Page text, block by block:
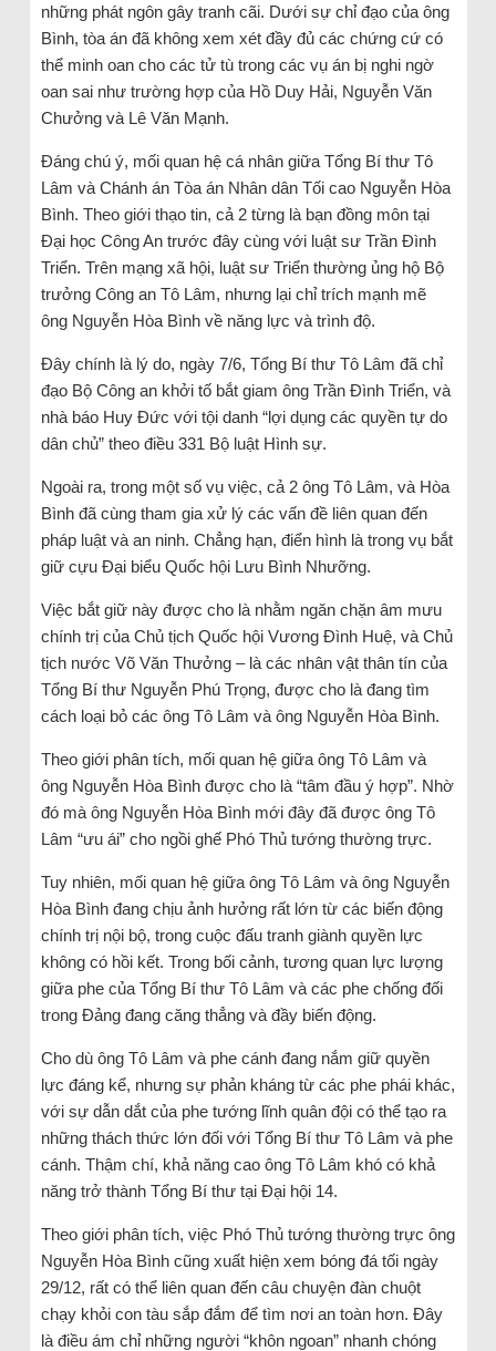
những phát ngôn gây tranh cãi. Dưới sự chỉ đạo của ông
Bình, tòa án đã không xem xét đầy đủ các chứng cứ có
thể minh oan cho các tử tù trong các vụ án bị nghi ngờ
oan sai như trường hợp của Hồ Duy Hải, Nguyễn Văn
Chưởng và Lê Văn Mạnh.
Đáng chú ý, mối quan hệ cá nhân giữa Tổng Bí thư Tô
Lâm và Chánh án Tòa án Nhân dân Tối cao Nguyễn Hòa
Bình. Theo giới thạo tin, cả 2 từng là bạn đồng môn tại
Đại học Công An trước đây cùng với luật sư Trần Đình
Triển. Trên mạng xã hội, luật sư Triển thường ủng hộ Bộ
trưởng Công an Tô Lâm, nhưng lại chỉ trích mạnh mẽ
ông Nguyễn Hòa Bình về năng lực và trình độ.
Đây chính là lý do, ngày 7/6, Tổng Bí thư Tô Lâm đã chỉ
đạo Bộ Công an khởi tố bắt giam ông Trần Đình Triển, và
nhà báo Huy Đức với tội danh “lợi dụng các quyền tự do
dân chủ” theo điều 331 Bộ luật Hình sự.
Ngoài ra, trong một số vụ việc, cả 2 ông Tô Lâm, và Hòa
Bình đã cùng tham gia xử lý các vấn đề liên quan đến
pháp luật và an ninh. Chẳng hạn, điển hình là trong vụ bắt
giữ cựu Đại biểu Quốc hội Lưu Bình Nhưỡng.
Việc bắt giữ này được cho là nhằm ngăn chặn âm mưu
chính trị của Chủ tịch Quốc hội Vương Đình Huệ, và Chủ
tịch nước Võ Văn Thưởng – là các nhân vật thân tín của
Tổng Bí thư Nguyễn Phú Trọng, được cho là đang tìm
cách loại bỏ các ông Tô Lâm và ông Nguyễn Hòa Bình.
Theo giới phân tích, mối quan hệ giữa ông Tô Lâm và
ông Nguyễn Hòa Bình được cho là “tâm đầu ý hợp”. Nhờ
đó mà ông Nguyễn Hòa Bình mới đây đã được ông Tô
Lâm “ưu ái” cho ngồi ghế Phó Thủ tướng thường trực.
Tuy nhiên, mối quan hệ giữa ông Tô Lâm và ông Nguyễn
Hòa Bình đang chịu ảnh hưởng rất lớn từ các biến động
chính trị nội bộ, trong cuộc đấu tranh giành quyền lực
không có hồi kết. Trong bối cảnh, tương quan lực lượng
giữa phe của Tổng Bí thư Tô Lâm và các phe chống đối
trong Đảng đang căng thẳng và đầy biến động.
Cho dù ông Tô Lâm và phe cánh đang nắm giữ quyền
lực đáng kể, nhưng sự phản kháng từ các phe phái khác,
với sự dẫn dắt của phe tướng lĩnh quân đội có thể tạo ra
những thách thức lớn đối với Tổng Bí thư Tô Lâm và phe
cánh. Thậm chí, khả năng cao ông Tô Lâm khó có khả
năng trở thành Tổng Bí thư tại Đại hội 14.
Theo giới phân tích, việc Phó Thủ tướng thường trực ông
Nguyễn Hòa Bình cũng xuất hiện xem bóng đá tối ngày
29/12, rất có thể liên quan đến câu chuyện đàn chuột
chạy khỏi con tàu sắp đắm để tìm nơi an toàn hơn. Đây
là điều ám chỉ những người “khôn ngoan” nhanh chóng